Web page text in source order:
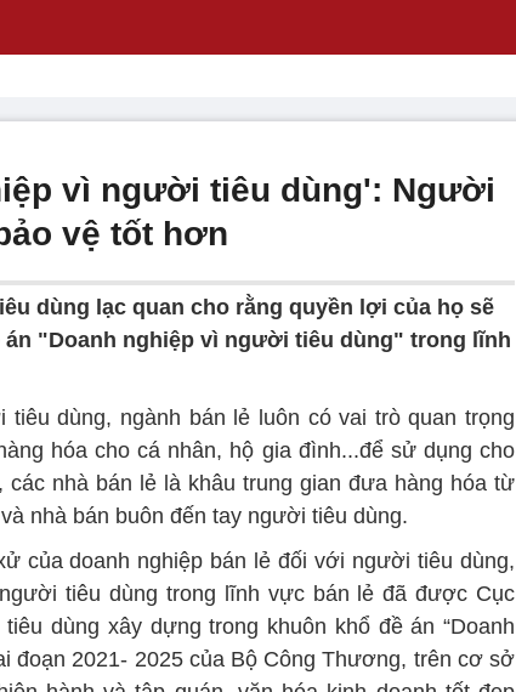
vì người tiêu dùng': Người
vệ tốt hơn
dùng lạc quan cho rằng quyền lợi của họ sẽ
"Doanh nghiệp vì người tiêu dùng" trong lĩnh
dùng, ngành bán lẻ luôn có vai trò quan trọng
hóa cho cá nhân, hộ gia đình...để sử dụng cho
các nhà bán lẻ là khâu trung gian đưa hàng hóa từ
nhà bán buôn đến tay người tiêu dùng.
của doanh nghiệp bán lẻ đối với người tiêu dùng,
tiêu dùng trong lĩnh vực bán lẻ đã được Cục
dùng xây dựng trong khuôn khổ đề án “Doanh
đoạn 2021- 2025 của Bộ Công Thương, trên cơ sở